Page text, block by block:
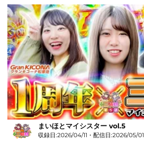
まいほとマイシスター vol.5
収録日:2026/04/11・配信日:2026/05/01